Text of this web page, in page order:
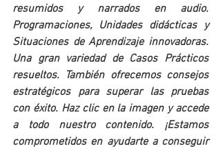
resumidos y narrados en audio.
Programaciones, Unidades didácticas y
Situaciones de Aprendizaje innovadoras.
Una gran variedad de Casos Prácticos
resueltos. También ofrecemos consejos
estratégicos para superar las pruebas
con éxito. Haz clic en la imagen y accede
a todo nuestro contenido. ¡Estamos
comprometidos en ayudarte a conseguir